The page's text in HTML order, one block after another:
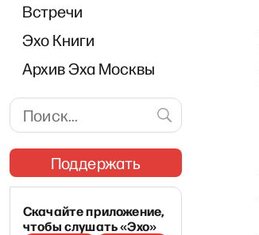
Встречи
Эхо Книги
Архив Эха Москвы
Поддержать
Скачайте приложение,
чтобы слушать «Эхо»